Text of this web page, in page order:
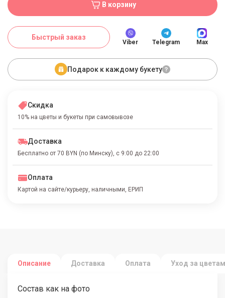
В корзину
Быстрый заказ
Viber Telegram Max
Подарок к каждому букету
Скидка
10% на цветы и букеты при самовывозе
Доставка
Бесплатно от 70 BYN (по Минску), с 9:00 до 22:00
Оплата
Картой на сайте/курьеру, наличными, ЕРИП
Описание Доставка Оплата Уход за
Состав как на фото